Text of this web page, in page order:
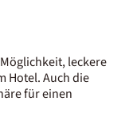
leckere
Hotel. Auch die
für einen